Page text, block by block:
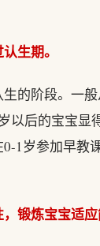
生期。
的阶段。一
以后的宝宝
1岁参加早教
锻炼宝宝适应